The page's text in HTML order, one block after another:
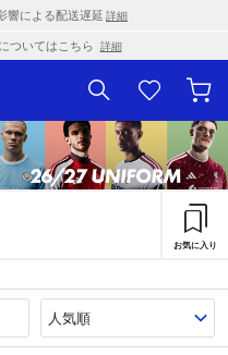
響による配送遅延 詳細
ついてはこちら 詳細
お気に入り